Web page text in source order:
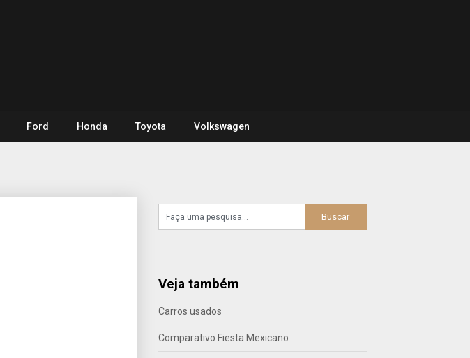
Ford Honda Toyota Volkswagen
Veja também
Carros usados
Comparativo Fiesta Mexicano